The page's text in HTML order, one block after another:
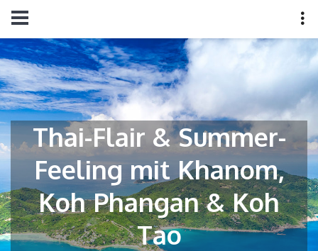
Thai-Flair & Summer-
Feeling mit Khanom,
Koh Phangan & Koh
Tao